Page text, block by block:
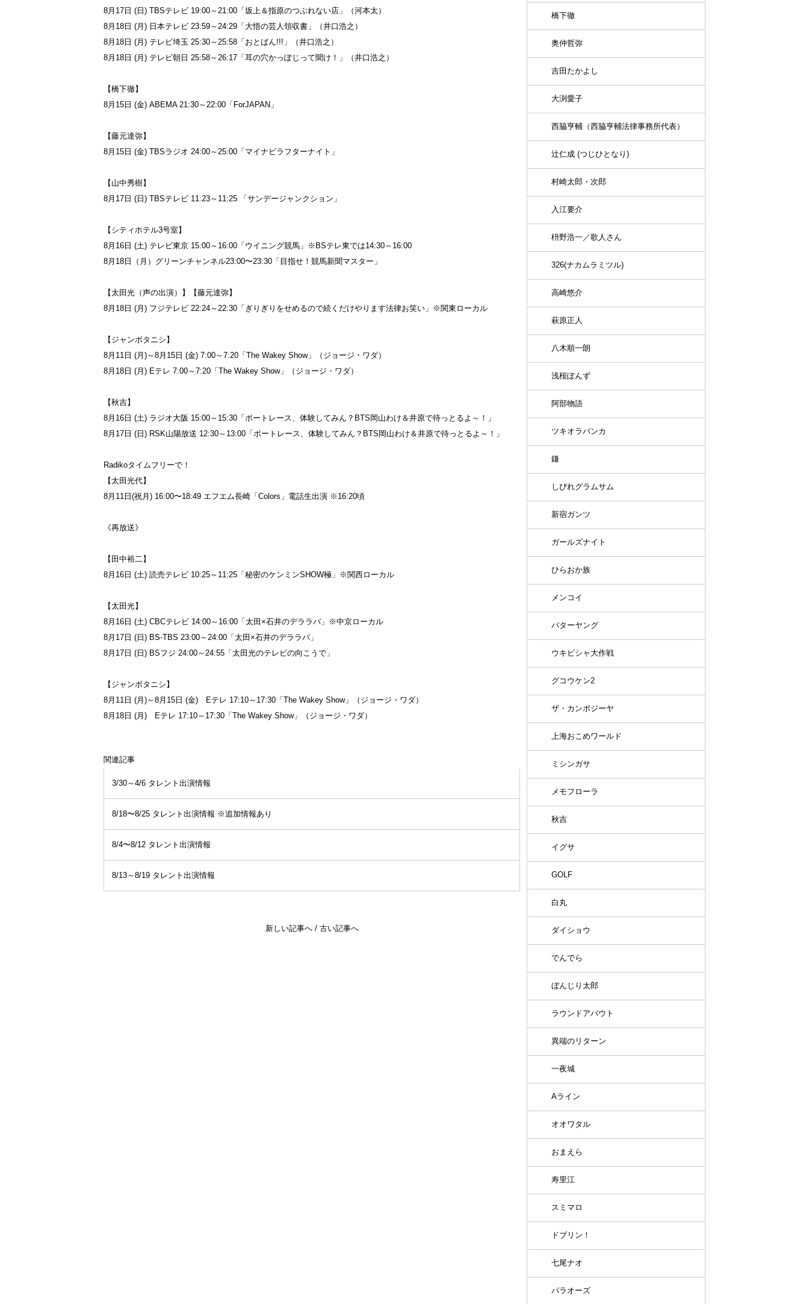
8月17日 (日) TBSテレビ 19:00～21:00「坂上＆指原のつぶれない店」（河本太）
8月18日 (月) 日本テレビ 23:59～24:29「大悟の芸人領収書」（井口浩之）
8月18日 (月) テレビ埼玉 25:30～25:58「おとばん!!!」（井口浩之）
8月18日 (月) テレビ朝日 25:58～26:17「耳の穴かっぽじって聞け！」（井口浩之）
【橋下徹】
8月15日 (金) ABEMA 21:30～22:00「ForJAPAN」
【藤元達弥】
8月15日 (金) TBSラジオ 24:00～25:00「マイナビラフターナイト」
【山中秀樹】
8月17日 (日) TBSテレビ 11:23～11:25 「サンデージャンクション」
【シティホテル3号室】
8月16日 (土) テレビ東京 15:00～16:00「ウイニング競馬」※BSテレ東では14:30～16:00
8月18日（月）グリーンチャンネル23:00〜23:30「目指せ！競馬新聞マスター」
【太田光（声の出演）】【藤元達弥】
8月18日 (月) フジテレビ 22:24～22:30「ぎりぎりをせめるので続くだけやります法律お笑い」※関東ローカル
【ジャンボタニシ】
8月11日 (月)～8月15日 (金) 7:00～7:20「The Wakey Show」（ジョージ・ワダ）
8月18日 (月) Eテレ 7:00～7:20「The Wakey Show」（ジョージ・ワダ）
【秋吉】
8月16日 (土) ラジオ大阪 15:00～15:30「ボートレース、体験してみん？BTS岡山わけ＆井原で待っとるよ～！」
8月17日 (日) RSK山陽放送 12:30～13:00「ボートレース、体験してみん？BTS岡山わけ＆井原で待っとるよ～！」
Radikoタイムフリーで！
【太田光代】
8月11日(祝月) 16:00〜18:49 エフエム長崎「Colors」電話生出演 ※16:20頃
《再放送》
【田中裕二】
8月16日 (土) 読売テレビ 10:25～11:25「秘密のケンミンSHOW極」※関西ローカル
【太田光】
8月16日 (土) CBCテレビ 14:00～16:00「太田×石井のデララバ」※中京ローカル
8月17日 (日) BS-TBS 23:00～24:00「太田×石井のデララバ」
8月17日 (日) BSフジ 24:00～24:55「太田光のテレビの向こうで」
【ジャンボタニシ】
8月11日 (月)～8月15日 (金) Eテレ 17:10～17:30「The Wakey Show」（ジョージ・ワダ）
8月18日 (月) Eテレ 17:10～17:30「The Wakey Show」（ジョージ・ワダ）
関連記事
3/30～4/6 タレント出演情報
8/18〜8/25 タレント出演情報 ※追加情報あり
8/4〜8/12 タレント出演情報
8/13～8/19 タレント出演情報
新しい記事へ/ 古い記事へ
橋下徹
奥仲哲弥
吉田たかよし
大渕愛子
西脇亨輔（西脇亨輔法律事務所代表）
辻仁成 (つじひとなり)
村崎太郎・次郎
入江要介
枡野浩一／歌人さん
326(ナカムラミツル)
高崎悠介
萩原正人
八木順一朗
浅桜ぽんず
阿部物語
ツキオラバンカ
鎌
しびれグラムサム
新宿ガンツ
ガールズナイト
ひらおか族
メンコイ
バターヤング
ウキビシャ大作戦
グコウケン2
ザ・カンボジーヤ
上海おこめワールド
ミシンガサ
メモフローラ
秋吉
イグサ
GOLF
白丸
ダイショウ
でんでら
ぼんじり太郎
ラウンドアバウト
異端のリターン
一夜城
Aライン
オオワタル
おまえら
寿里江
スミマロ
ドブリン！
七尾ナオ
パラオーズ